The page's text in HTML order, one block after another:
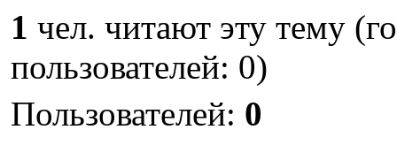
1 чел. читают эту тему
пользователей: 0)
Пользователей: 0